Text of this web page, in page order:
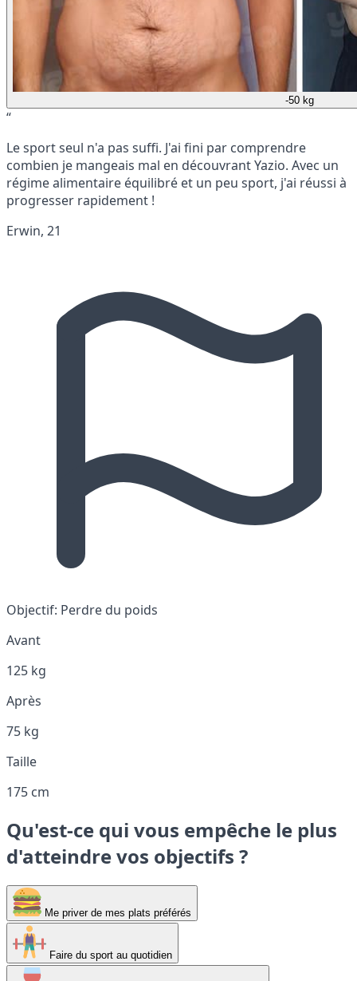
-50 kg
“
Le sport seul n'a pas suffi. J'ai fini par comprendre
combien je mangeais mal en découvrant Yazio. Avec un
régime alimentaire équilibré et un peu sport, j'ai réussi à
progresser rapidement !
Erwin, 21
Objectif: Perdre du poids
Avant
125 kg
Après
75 kg
Taille
175 cm
Qu'est-ce qui vous empêche le plus
d'atteindre vos objectifs ?
Me priver de mes plats préférés
Faire du sport au quotidien